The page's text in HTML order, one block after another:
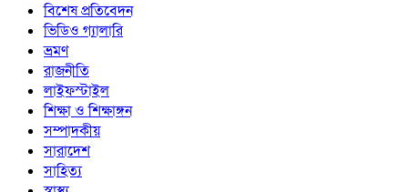
বিশেষ প্রতিবেদন
ভিডিও গ্যালারি
ভ্রমণ
রাজনীতি
লাইফস্টাইল
শিক্ষা ও শিক্ষাঙ্গন
সম্পাদকীয়
সারাদেশ
সাহিত্য